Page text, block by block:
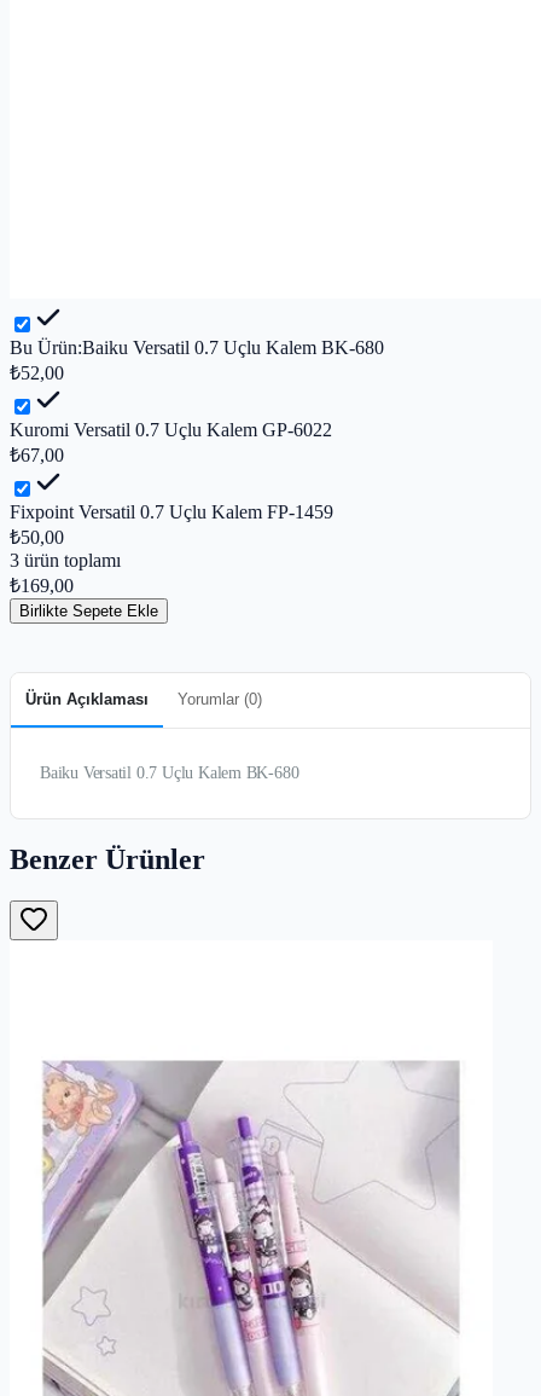
Bu Ürün:Baiku Versatil 0.7 Uçlu Kalem BK-680
₺52,00
Kuromi Versatil 0.7 Uçlu Kalem GP-6022
₺67,00
Fixpoint Versatil 0.7 Uçlu Kalem FP-1459
₺50,00
3 ürün toplamı
₺169,00
Birlikte Sepete Ekle
Ürün Açıklaması Yorumlar (0)
Baiku Versatil 0.7 Uçlu Kalem BK-680
Benzer Ürünler